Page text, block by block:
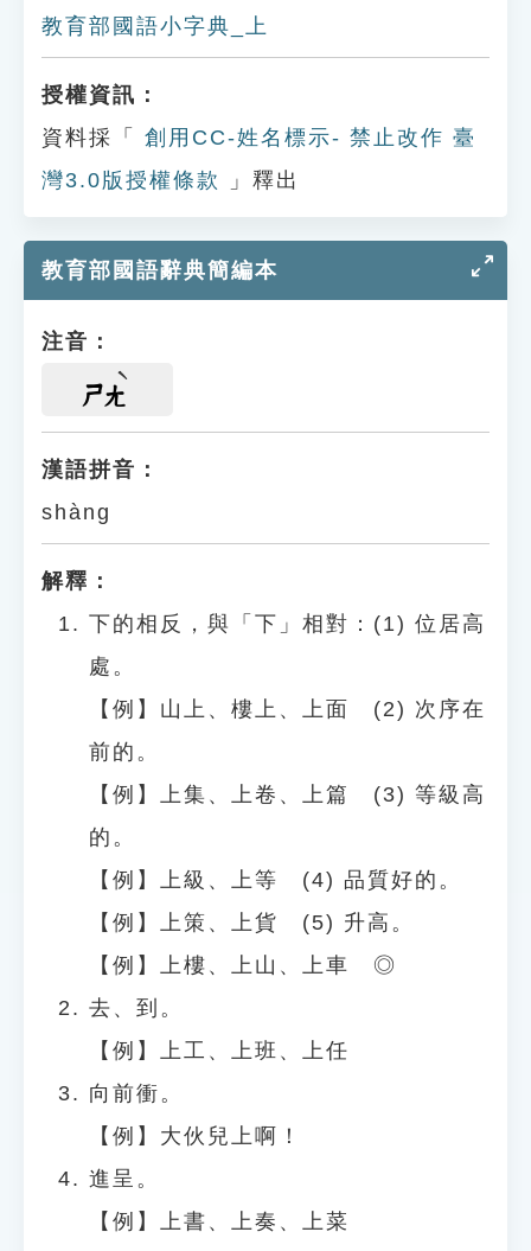
教育部國語小字典_上
授權資訊：
資料採「
創用CC-姓名標示- 禁止改作 臺
灣3.0版授權條款
」釋出
教育部國語辭典簡編本
注音：
ㄕㄤ
漢語拼音：
shàng
解釋：
下的相反，與「下」相對：(1) 位居高
處。
【例】山上、樓上、上面 (2) 次序在
前的。
【例】上集、上卷、上篇 (3) 等級高
的。
【例】上級、上等 (4) 品質好的。
【例】上策、上貨 (5) 升高。
【例】上樓、上山、上車 ◎
去、到。
【例】上工、上班、上任
向前衝。
【例】大伙兒上啊！
進呈。
【例】上書、上奏、上菜